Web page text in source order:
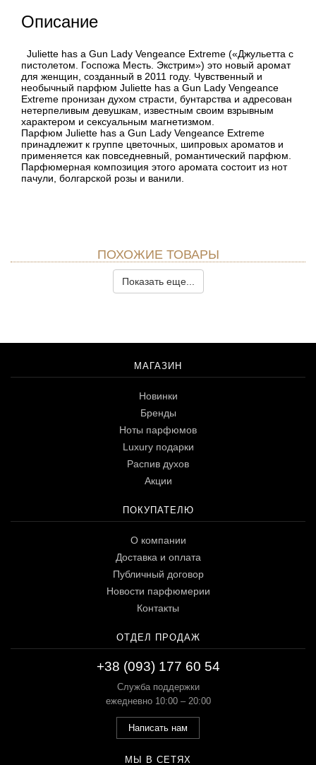
Описание
Juliette has a Gun Lady Vengeance Extreme («Джульетта с
пистолетом. Госпожа Месть. Экстрим») это новый аромат
для женщин, созданный в 2011 году. Чувственный и
необычный парфюм Juliette has a Gun Lady Vengeance
Extreme пронизан духом страсти, бунтарства и адресован
нетерпеливым девушкам, известным своим взрывным
характером и сексуальным магнетизмом.
Парфюм Juliette has a Gun Lady Vengeance Extreme
принадлежит к группе цветочных, шипровых ароматов и
применяется как повседневный, романтический парфюм.
Парфюмерная композиция этого аромата состоит из нот
пачули, болгарской розы и ванили.
ПОХОЖИЕ ТОВАРЫ
Показать еще...
МАГАЗИН
Новинки
Бренды
Ноты парфюмов
Luxury подарки
Распив духов
Акции
ПОКУПАТЕЛЮ
О компании
Доставка и оплата
Публичный договор
Новости парфюмерии
Контакты
ОТДЕЛ ПРОДАЖ
+38 (093) 177 60 54
Служба поддержки
ежедневно 10:00 – 20:00
Написать нам
МЫ В СЕТЯХ